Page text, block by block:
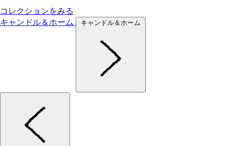
コレクションをみる
キャンドル＆ホーム
キャンドル＆ホーム